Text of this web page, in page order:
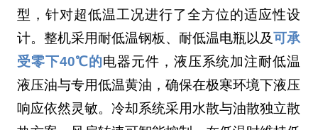
型，针对超低温工况进行了全方位的适应性设
计。整机采用耐低温钢板、耐低温电瓶以及可承
受零下40℃的电器元件，液压系统加注耐低温
液压油与专用低温黄油，确保在极寒环境下液压
响应依然灵敏。冷却系统采用水散与油散独立散